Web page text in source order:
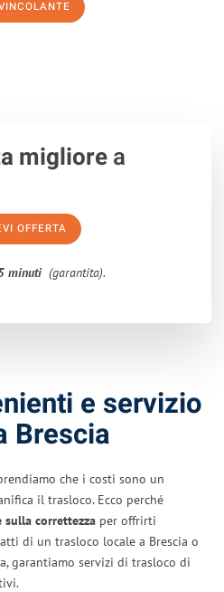
migliorea
OFFERTA
minuti (garantita).
e servizio
Brescia
che i costi sono un
il trasloco. Ecco perché
sulla correttezza per offrirti
di un trasloco locale a Brescia o
garantiamo servizi di trasloco di